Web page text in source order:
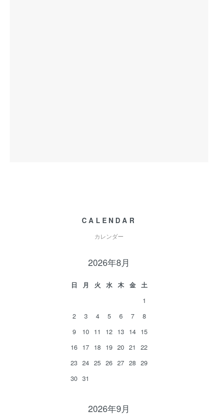
CALENDAR
カレンダー
2026年8月
日 月 火 水 木 金
土
1
2
3 4 5 6 7
8
9
10 11 12 13 14 15
16 17 18 19 20 21
22
23 24 25 26 27 28 29
30 31
2026年9月